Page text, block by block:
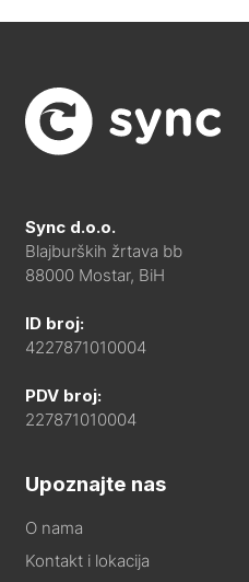
Sync d.o.o.
Blajburških žrtava bb
88000 Mostar, BiH
ID broj:
4227871010004
PDV broj:
227871010004
Upoznajte nas
O nama
Kontakt i lokacija